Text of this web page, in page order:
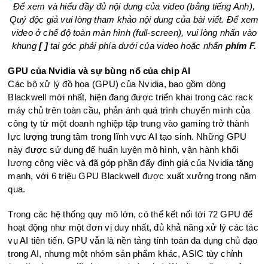
Để xem và hiểu đầy đủ nội dung của video (bằng tiếng Anh),
Quý độc giả vui lòng tham khảo nội dung của bài viết. Để xem
video ở chế độ toàn màn hình (full-screen), vui lòng nhấn vào
khung[ ]tại góc phải phía dưới của video hoặc nhấn phím F.
GPU của Nvidia và sự bùng nổ của chip AI
Các bộ xử lý đồ họa (GPU) của Nvidia, bao gồm dòng
Blackwell mới nhất, hiện đang được triển khai trong các rack
máy chủ trên toàn cầu, phản ánh quá trình chuyển mình của
công ty từ một doanh nghiệp tập trung vào gaming trở thành
lực lượng trung tâm trong lĩnh vực AI tạo sinh. Những GPU
này được sử dụng để huấn luyện mô hình, vận hành khối
lượng công việc và đã góp phần đẩy định giá của Nvidia tăng
mạnh, với 6 triệu GPU Blackwell được xuất xưởng trong năm
qua.
Trong các hệ thống quy mô lớn, có thể kết nối tới 72 GPU để
hoạt động như một đơn vị duy nhất, đủ khả năng xử lý các tác
vụ AI tiên tiến. GPU vẫn là nền tảng tính toán đa dụng chủ đạo
trong AI, nhưng một nhóm sản phẩm khác, ASIC tùy chỉnh